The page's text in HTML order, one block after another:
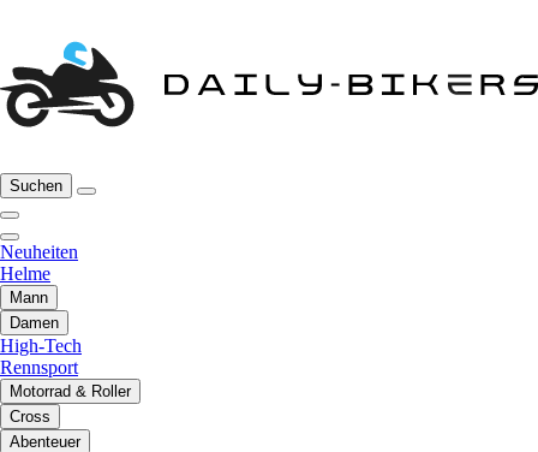
Suchen
Neuheiten
Helme
Mann
Damen
High-Tech
Rennsport
Motorrad & Roller
Cross
Abenteuer